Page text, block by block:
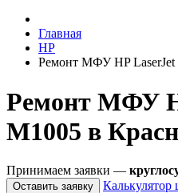
Главная
HP
Ремонт МФУ HP LaserJet
Ремонт МФУ
M1005 в
Принимаем заявки —
Оставить заявку Калькулятор